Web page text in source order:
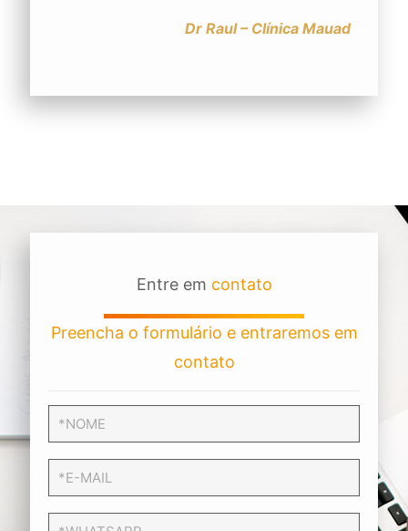
Dr Raul – Clínica Mauad
Entre em contato
Preencha o formulário e entraremos em
contato